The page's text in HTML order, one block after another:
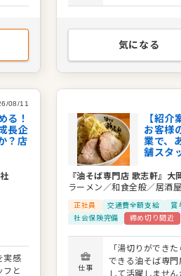
気になる
08/11
る！
長企
？店
実感
フと
【紹介
お客様
業で、
舗スタ
『油そば専門店 歌志軒』大
ラーメン／和食全般／居酒屋
正社員 交通費全額支給
賞
社会保険完備
締め切り間近
仕事
「湯切りができ
できる油そば専
して活躍しませ